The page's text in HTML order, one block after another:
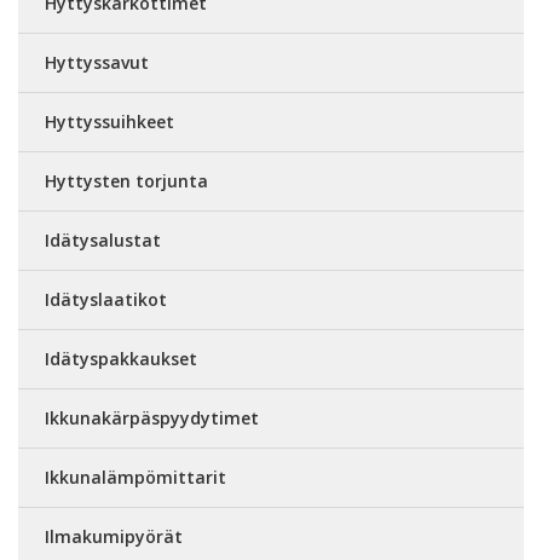
Hyttyssavut
Hyttyssuihkeet
Hyttysten torjunta
Idätysalustat
Idätyslaatikot
Idätyspakkaukset
Ikkunakärpäspyydytimet
Ikkunalämpömittarit
Ilmakumipyörät